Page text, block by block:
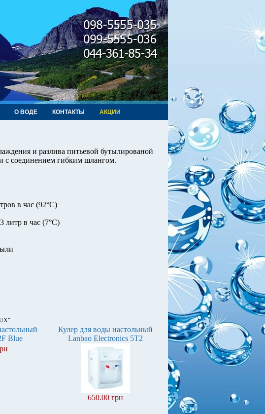
О ВОДЕ КОНТАКТЫ АКЦИИ
и разлива питьевой бутылированой
с соединением гибким шлангом.
в час (92°С)
литр в час (7°С)
Blue
Кулер для воды настольный
Lanbao Electronics 5T2
650.00 грн